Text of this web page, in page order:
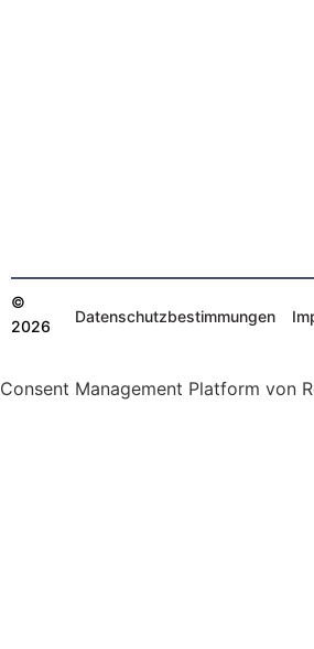
©
2026
Datenschutzbestimmungen
Consent Management Platform von